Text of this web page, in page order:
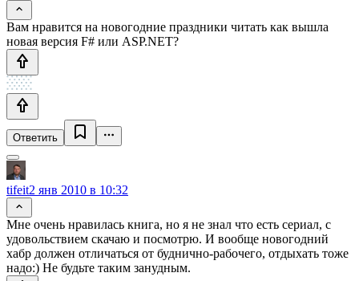
Вам нравится на новогодние праздники читать как вышла
новая версия F# или ASP.NET?
Ответить
tifeit2 янв 2010 в 10:32
Мне очень нравилась книга, но я не знал что есть сериал, с
удовольствием скачаю и посмотрю. И вообще новогодний
хабр должен отличаться от буднично-рабочего, отдыхать тоже
надо:) Не будьте таким занудным.